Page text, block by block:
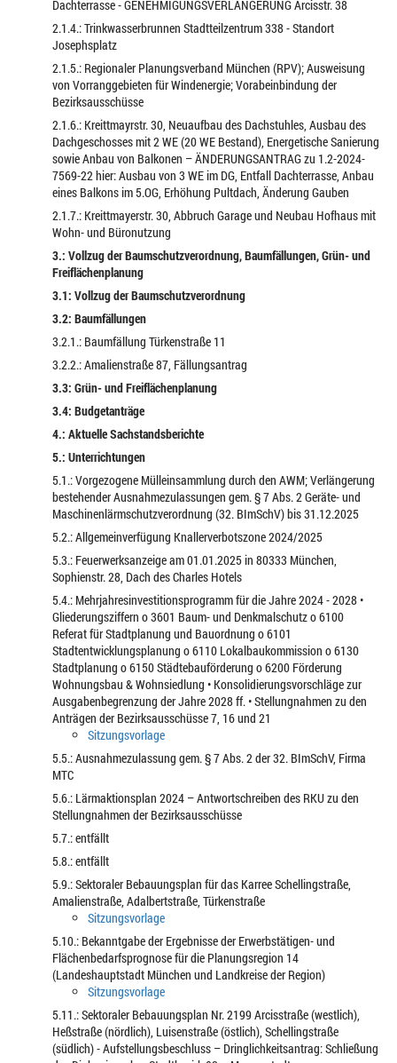
Dachterrasse - GENEHMIGUNGSVERLÄNGERUNG Arcisstr. 38
2.1.4.: Trinkwasserbrunnen Stadtteilzentrum 338 - Standort
Josephsplatz
2.1.5.: Regionaler Planungsverband München (RPV); Ausweisung
von Vorranggebieten für Windenergie; Vorabeinbindung der
Bezirksausschüsse
2.1.6.: Kreittmayrstr. 30, Neuaufbau des Dachstuhles, Ausbau des
Dachgeschosses mit 2 WE (20 WE Bestand), Energetische Sanierung
sowie Anbau von Balkonen – ÄNDERUNGSANTRAG zu 1.2-2024-
7569-22 hier: Ausbau von 3 WE im DG, Entfall Dachterrasse, Anbau
eines Balkons im 5.OG, Erhöhung Pultdach, Änderung Gauben
2.1.7.: Kreittmayerstr. 30, Abbruch Garage und Neubau Hofhaus mit
Wohn- und Büronutzung
3.: Vollzug der Baumschutzverordnung, Baumfällungen, Grün- und
Freiflächenplanung
3.1: Vollzug der Baumschutzverordnung
3.2: Baumfällungen
3.2.1.: Baumfällung Türkenstraße 11
3.2.2.: Amalienstraße 87, Fällungsantrag
3.3: Grün- und Freiflächenplanung
3.4: Budgetanträge
4.: Aktuelle Sachstandsberichte
5.: Unterrichtungen
5.1.: Vorgezogene Mülleinsammlung durch den AWM; Verlängerung
bestehender Ausnahmezulassungen gem. § 7 Abs. 2 Geräte- und
Maschinenlärmschutzverordnung (32. BImSchV) bis 31.12.2025
5.2.: Allgemeinverfügung Knallerverbotszone 2024/2025
5.3.: Feuerwerksanzeige am 01.01.2025 in 80333 München,
Sophienstr. 28, Dach des Charles Hotels
5.4.: Mehrjahresinvestitionsprogramm für die Jahre 2024 - 2028 •
Gliederungsziffern o 3601 Baum- und Denkmalschutz o 6100
Referat für Stadtplanung und Bauordnung o 6101
Stadtentwicklungsplanung o 6110 Lokalbaukommission o 6130
Stadtplanung o 6150 Städtebauförderung o 6200 Förderung
Wohnungsbau & Wohnsiedlung • Konsolidierungsvorschläge zur
Ausgabenbegrenzung der Jahre 2028 ff. • Stellungnahmen zu den
Anträgen der Bezirksausschüsse 7, 16 und 21
Sitzungsvorlage
5.5.: Ausnahmezulassung gem. § 7 Abs. 2 der 32. BImSchV, Firma
MTC
5.6.: Lärmaktionsplan 2024 – Antwortschreiben des RKU zu den
Stellungnahmen der Bezirksausschüsse
5.7.: entfällt
5.8.: entfällt
5.9.: Sektoraler Bebauungsplan für das Karree Schellingstraße,
Amalienstraße, Adalbertstraße, Türkenstraße
Sitzungsvorlage
5.10.: Bekanntgabe der Ergebnisse der Erwerbstätigen- und
Flächenbedarfsprognose für die Planungsregion 14
(Landeshauptstadt München und Landkreise der Region)
Sitzungsvorlage
5.11.: Sektoraler Bebauungsplan Nr. 2199 Arcisstraße (westlich),
Heßstraße (nördlich), Luisenstraße (östlich), Schellingstraße
(südlich) - Aufstellungsbeschluss – Dringlichkeitsantrag: Schließung